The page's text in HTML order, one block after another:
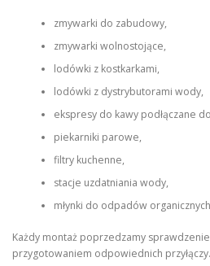
zmywarki do zabudowy,
zmywarki wolnostojące,
lodówki z kostkarkami,
lodówki z dystrybutorami wody,
ekspresy do kawy podłączane
piekarniki parowe,
filtry kuchenne,
stacje uzdatniania wody,
młynki do odpadów
Każdy montaż poprzedzamy
przygotowaniem odpowiednich przyłączy.